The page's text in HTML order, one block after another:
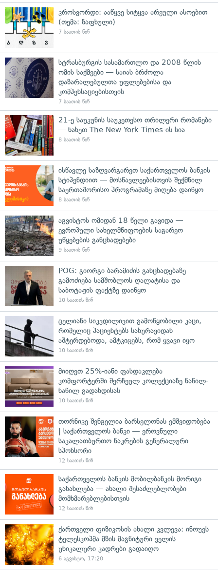
კროსვორდი: ააწყვე სიტყვა არეული ასოებით
(თემა: ზაფხული)
7 საათის წინ
სტრასბურგის სასამართლო და 2008 წლის
ომის საქმეები — საიას ბრძოლა
დაზარალებულთა უფლებებისა და
კომპენსაციებისთვის
7 საათის წინ
21-ე საუკუნის საუკეთესო თრილერი რომანები
— ნახეთ The New York Times-ის სია
8 საათის წინ
ისწავლე საზღვარგარეთ საქართველოს ბანკის
სტიპენდიით — მოსწავლეებისთვის შექმნილ
საერთაშორისო პროგრამაზე მიღება დაიწყო
8 საათის წინ
აგვისტოს ომიდან 18 წელი გავიდა —
ევროპული სახელმწიფოების საგარეო
უწყებების განცხადებები
9 საათის წინ
POG: გიორგი ბარამიძის განცხადებაზე
გამოძიება სამშობლოს ღალატისა და
საბოტაჟის ფაქტზე დაიწყო
10 საათის წინ
ცელიანი სიკვდილივით გამოწყობილი კაცი,
რომელიც პაციენტებს სახურავიდან
აშტერდებოდა, ამტკიცებს, რომ ყვავი იყო
10 საათის წინ
მიიღეთ 25%-იანი ფასდაკლება
კომფორტერში შერჩეულ კოლექციაზე ნაწილ-
ნაწილ გადახდისას
10 საათის წინ
თორნიკე შენგელია ბარსელონას ემშვიდობება
| საქართველოს ბანკი — ეროვნული
საკალათბურთო ნაკრების გენერალური
სპონსორი
12 საათის წინ
საქართველოს ბანკის მობილბანკის მორიგი
განახლება — ახალი შესაძლებლობები
მომხმარებლებისთვის
12 საათის წინ
ქართველი ფიზიკოსის ახალი კვლევა: ინოუეს
ტელესკოპმა მზის მაგნიტური ველის
უნიკალური კადრები გადაიღო
6 აგვისტო, 17:20